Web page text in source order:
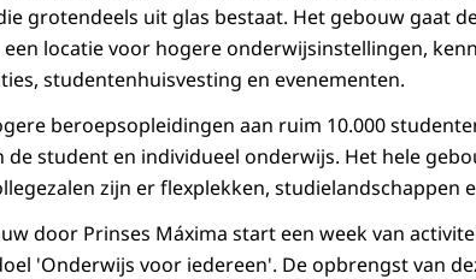
grotendeels uit glas bestaat. Het gebouw gaat
locatie voor hogere onderwijsinstellingen,
studentenhuisvesting en evenementen.
beroepsopleidingen aan ruim 10.000
student en individueel onderwijs. Het hele
zijn er flexplekken, studielandschappen
door Prinses Máxima start een week van
'Onderwijs voor iedereen'. De opbrengst van